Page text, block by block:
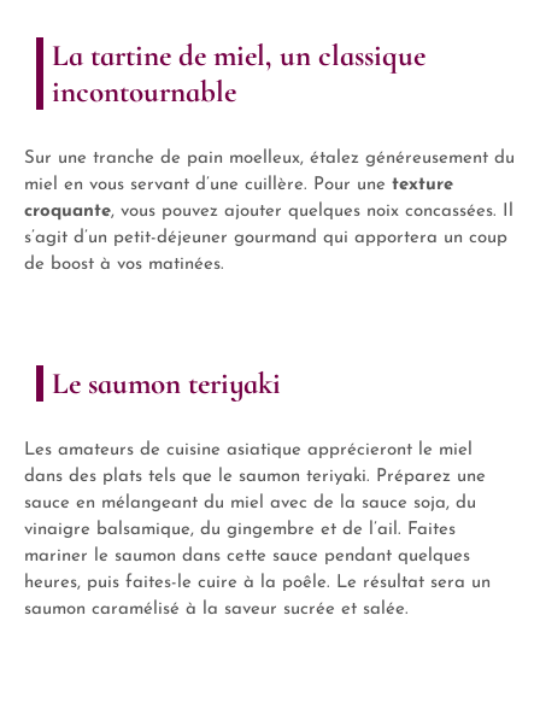
La tartine de miel, un classique
incontournable
Sur une tranche de pain moelleux, étalez généreusement du
miel en vous servant d’une cuillère. Pour une texture
croquante, vous pouvez ajouter quelques noix concassées. Il
s’agit d’un petit-déjeuner gourmand qui apportera un coup
de boost à vos matinées.
Le saumon teriyaki
Les amateurs de cuisine asiatique apprécieront le miel
dans des plats tels que le saumon teriyaki. Préparez une
sauce en mélangeant du miel avec de la sauce soja, du
vinaigre balsamique, du gingembre et de l’ail. Faites
mariner le saumon dans cette sauce pendant quelques
heures, puis faites-le cuire à la poêle. Le résultat sera un
saumon caramélisé à la saveur sucrée et salée.